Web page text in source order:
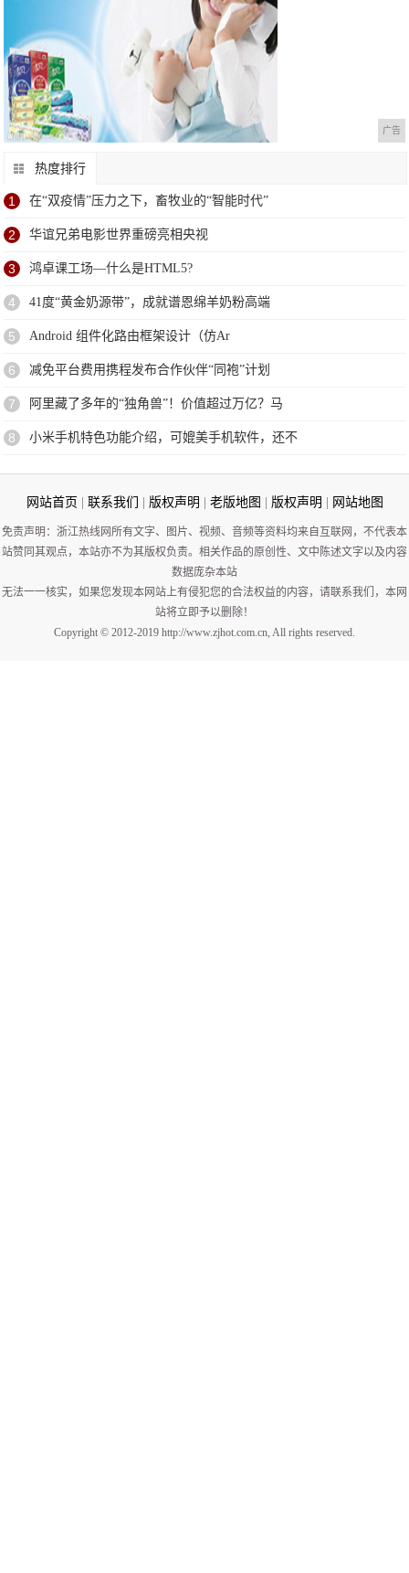
广告
热度排行
1 在“双疫情”压力之下，畜牧业的“智能时代”
2 华谊兄弟电影世界重磅亮相央视
3 鸿卓课工场—什么是HTML5?
4 41度“黄金奶源带”，成就谱恩绵羊奶粉高端
5 Android 组件化路由框架设计（仿Ar
6 减免平台费用携程发布合作伙伴“同袍”计划
7 阿里藏了多年的“独角兽”！价值超过万亿？马
8 小米手机特色功能介绍，可媲美手机软件，还不
网站首页 联系我们 版权声明 老版地图 版权声明 网站地图
免责声明：浙江热线网所有文字、图片、视频、音频等资料均来自互联网，不代表本
站赞同其观点，本站亦不为其版权负责。相关作品的原创性、文中陈述文字以及内容
数据庞杂本站
无法一一核实，如果您发现本网站上有侵犯您的合法权益的内容，请联系我们，本网
站将立即予以删除！
Copyright © 2012-2019 http://www.zjhot.com.cn, All rights reserved.